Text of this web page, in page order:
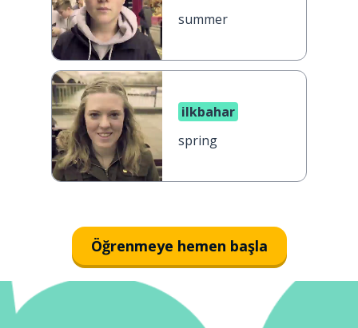
summer
ilkbahar
spring
Öğrenmeye hemen başla